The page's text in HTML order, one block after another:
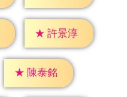
★ 許景淳
★ 陳泰銘